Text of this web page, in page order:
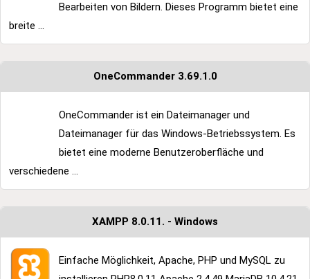
Bearbeiten von Bildern. Dieses Programm bietet eine
breite ...
OneCommander 3.69.1.0
OneCommander ist ein Dateimanager und
Dateimanager für das Windows-Betriebssystem. Es
bietet eine moderne Benutzeroberfläche und
verschiedene ...
XAMPP 8.0.11. - Windows
Einfache Möglichkeit, Apache, PHP und MySQL zu